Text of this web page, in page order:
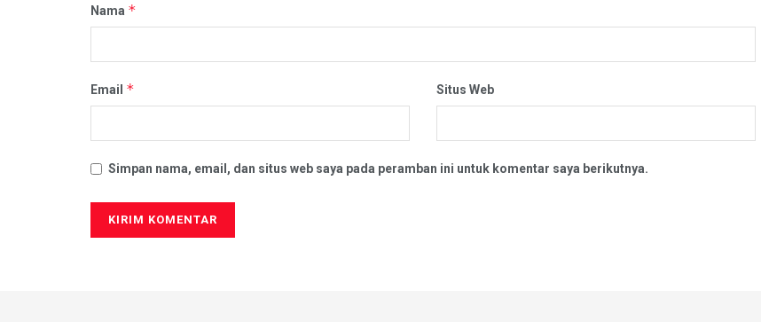
Nama *
Email * Situs Web
Simpan nama, email, dan situs web saya pada peramban ini untuk komentar saya berikutnya.